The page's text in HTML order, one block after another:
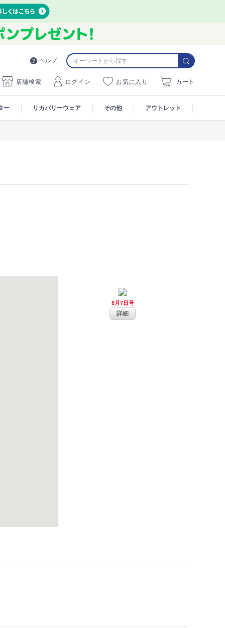
ヘルプ
店舗検索 ログイン お気に入り カート
ー リカバリーウェア その他 アウトレット